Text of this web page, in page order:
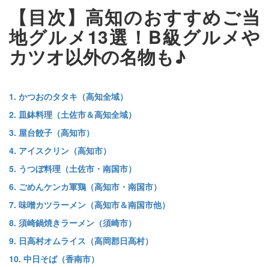
【目次】高知のおすすめご当
地グルメ13選！B級グルメや
カツオ以外の名物も♪
1. かつおのタタキ（高知全域）
2. 皿鉢料理（土佐市＆高知全域）
3. 屋台餃子（高知市）
4. アイスクリン（高知市）
5. うつぼ料理（土佐市・南国市）
6. ごめんケンカ軍鶏（高知市・南国市）
7. 味噌カツラーメン（高知市＆南国市他）
8. 須崎鍋焼きラーメン（須崎市）
9. 日高村オムライス（高岡郡日高村）
10. 中日そば（香南市）